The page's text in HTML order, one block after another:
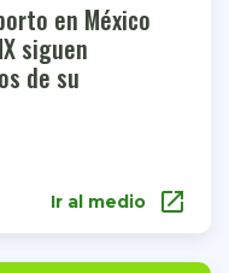
en México
siguen
de su
Ir al medio open_in_new